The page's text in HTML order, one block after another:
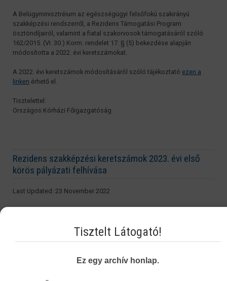
A Belügyminisztréium az egészségügyi felsőfokú szakirányú
szakképzési rendszerről, a Rezidens Támogatási Program
ösztöndíjairól, valamint a fiatal szakorvosok támogatásáról szóló
162/2015. (VI. 30.) Korm. rendelet 17. § (5) bekezdése alapján
módosította a 2022. évi keretszámokat.
A 2022. évi keretszámok módosításáról szóló tájékoztató ezen a
linken érhető el.
Tisztelettel:
Országos Kórházi Főigazgatóság
Rezidens szakképzési keretszámok 2023. évi első
körös pályázati felhívása
Last Updated: 23 November 2022
Tájékoztatjuk Önöket, hogy az Országos Kórházi Főigazgatóság a
mai napon az egészségügyi felsőfokú szakirányú szakképzési
a fiatal szakorvosok támogatásáról szóló 162/2015. (VI. 30.) Korm.
Tisztelt Látogató!
Ez egy archív honlap.